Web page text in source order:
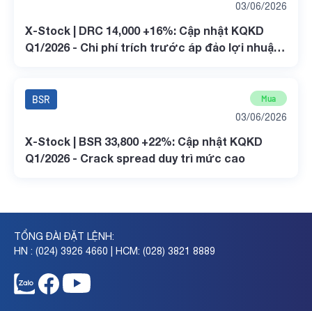
03/06/2026
X-Stock | DRC 14,000 +16%: Cập nhật KQKD
Q1/2026 - Chi phí trích trước áp đảo lợi nhuận
BSR Mua
03/06/2026
X-Stock | BSR 33,800 +22%: Cập nhật KQKD
Q1/2026 - Crack spread duy trì mức cao
TỔNG ĐÀI ĐẶT LỆNH:
HN : (024) 3926 4660 | HCM: (028) 3821 8889